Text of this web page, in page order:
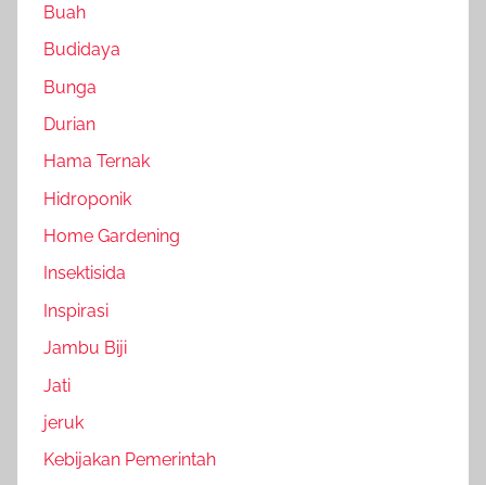
Buah
Budidaya
Bunga
Durian
Hama Ternak
Hidroponik
Home Gardening
Insektisida
Inspirasi
Jambu Biji
Jati
jeruk
Kebijakan Pemerintah